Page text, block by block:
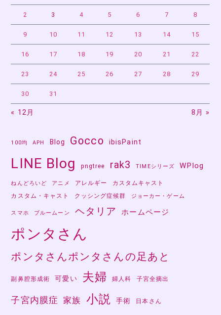
2 3 4 5 6 7 8
9 10 11 12 13 14 15
16 17 18 19 20 21 22
23 24 25 26 27 28 29
30 31
« 12月 8月 »
100均 APH Blog Gocco ibisPaint
LINE Blog pngtree rak3 TIMEシリーズ WPlog
ねんどろいど アニメ アレルギー
カスタムキャスト
カスタム・キャスト
クッシング症候群 ジョーカー・ゲーム
スマホ ブルームーン ヘタリア ホームページ
ポンタさん
ポンタさんポンタさんの足あと
副鼻腔形成術 可愛い 夫婦 婦人科 子宮全摘出
子宮内膜症 家族 小説 手術 日本さん